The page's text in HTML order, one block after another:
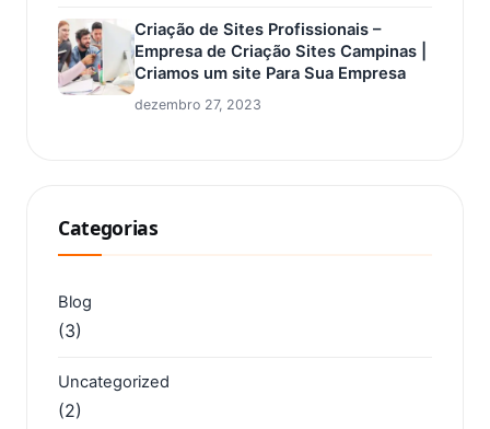
Criação de Sites Profissionais –
Empresa de Criação Sites Campinas |
Criamos um site Para Sua Empresa
dezembro 27, 2023
Categorias
Blog
(3)
Uncategorized
(2)